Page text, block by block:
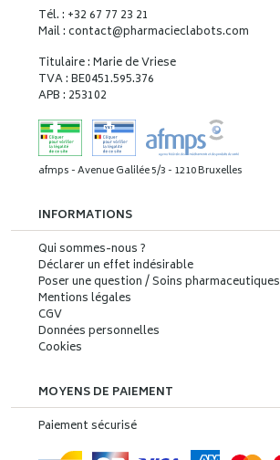
Tél. : +32 67 77 23 21
Mail : contact@pharmacieclabots.com
Titulaire : Marie de Vriese
TVA : BE0451.595.376
APB : 253102
afmps - Avenue Galilée 5/3 - 1210 Bruxelles
INFORMATIONS
Qui sommes-nous ?
Déclarer un effet indésirable
Poser une question / Soins pharmaceutiques
Mentions légales
CGV
Données personnelles
Cookies
MOYENS DE PAIEMENT
Paiement sécurisé